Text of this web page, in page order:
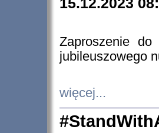
Zaproszenie do
jubileuszowego
więcej...